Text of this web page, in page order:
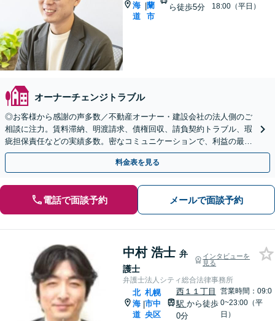
海
道
|蘭
市
ら徒歩5分
18:00（平日）
オーナーチェンジトラブル
◎お客様から感謝の声多数／不動産オーナー・建設会社の法人側のご
相談に注力。賃料滞納、明渡請求、債権回収、請負契約トラブル、瑕
疵担保責任などの実績多数。密なコミュニケーションで、利益の最大
化に尽力します【顧問契約／夜間相談可】【東室蘭駅5分】
料金表を見る
電話で面談予約 メールで面談予約
中村 浩士 弁
護士
インタビューを
見る
弁護士法人シティ総合法律事務所
北
海
道
|
札幌
市中
央区
西１１丁目
駅 から徒歩
0分
営業時間：09:0
0~23:00（平
日）